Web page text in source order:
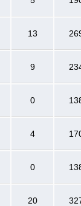
13
9
0
4
0
20